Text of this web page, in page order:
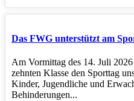
Das FWG unterstützt am
Am Vormittag des 14. Juli
zehnten Klasse den Sporttag
Kinder, Jugendliche und
Behinderungen...